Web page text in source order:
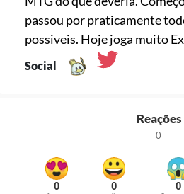
passou por praticamente
possiveis. Hoje joga muito
Social
Reações
0
0 0 0